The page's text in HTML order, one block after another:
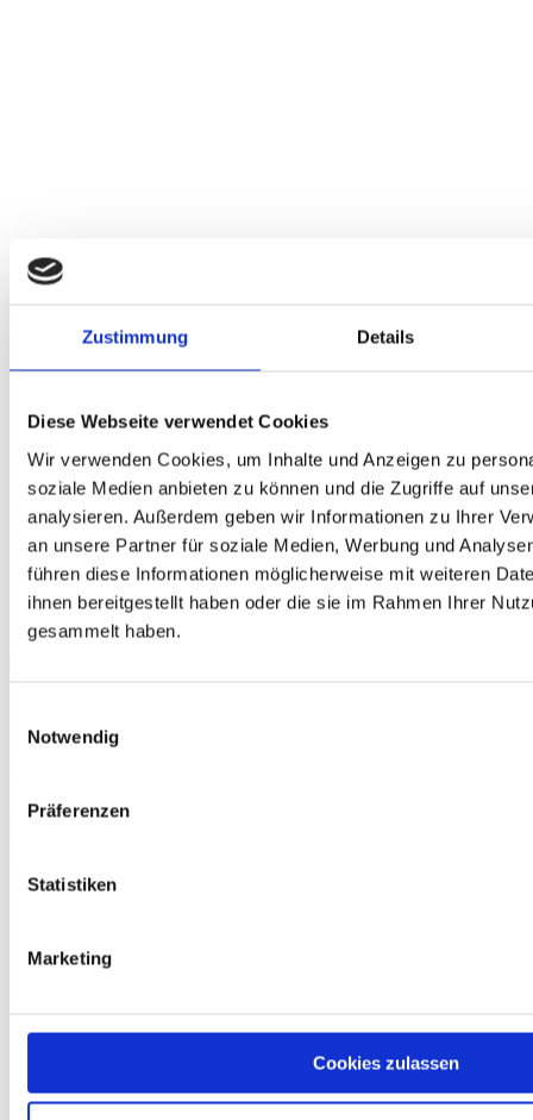
Zustimmung Details
Diese Webseite verwendet Cookies
Wir verwenden Cookies, um Inhalte und Anzeigen zu
soziale Medien anbieten zu können und die Zugriffe auf
analysieren. Außerdem geben wir Informationen zu Ihrer
an unsere Partner für soziale Medien, Werbung und
führen diese Informationen möglicherweise mit weiteren
ihnen bereitgestellt haben oder die sie im Rahmen Ihrer
gesammelt haben.
Notwendig
Präferenzen
Statistiken
Marketing
Cookies zulassen
Lagerraum Olching
Produktdetails
Schäfer Verleihservice
info@vs-schaefer.de
Karriere
Impressum
Cookies
Öffnungszeiten: